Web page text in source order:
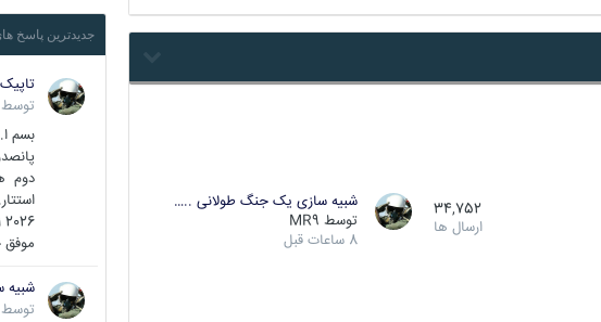
34,752
ارسال ها
شبیه سازی یک جنگ طولانی ..…
توسط MR9
8 ساعات قبل
جدیدترین پاسخ
تاپیک
توسط
بسم
موفق
توسط